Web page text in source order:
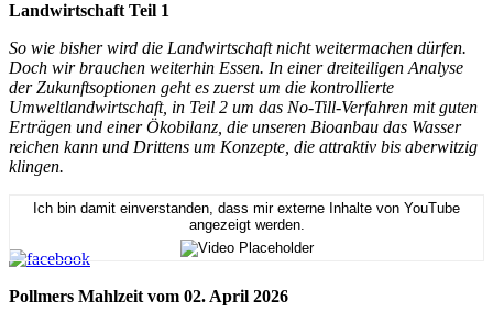
Landwirtschaft Teil 1
So wie bisher wird die Landwirtschaft nicht weitermachen dürfen.
Doch wir brauchen weiterhin Essen. In einer dreiteiligen Analyse
der Zukunftsoptionen geht es zuerst um die kontrollierte
Umweltlandwirtschaft, in Teil 2 um das No-Till-Verfahren mit guten
Erträgen und einer Ökobilanz, die unseren Bioanbau das Wasser
reichen kann und Drittens um Konzepte, die attraktiv bis aberwitzig
klingen.
Ich bin damit einverstanden, dass mir externe Inhalte von YouTube
angezeigt werden.
Pollmers Mahlzeit vom 02. April 2026